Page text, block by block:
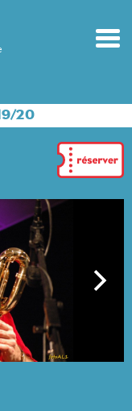
20